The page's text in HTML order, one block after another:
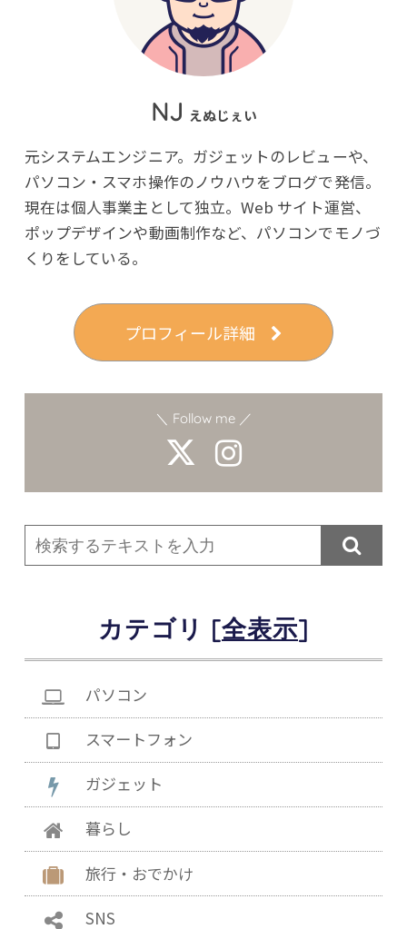
NJ えぬじぇい
元システムエンジニア。ガジェットのレビューや、
パソコン・スマホ操作のノウハウをブログで発信。
現在は個人事業主として独立。Web サイト運営、
ポップデザインや動画制作など、パソコンでモノづ
くりをしている。
プロフィール詳細
＼ Follow me ／

カテゴリ [ ]
パソコン
スマートフォン
ガジェット
暮らし
旅行・おでかけ
SNS